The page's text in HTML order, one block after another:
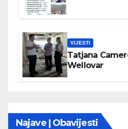
VIJESTI
Tatjana
Wellovar
Najave | Obavijesti